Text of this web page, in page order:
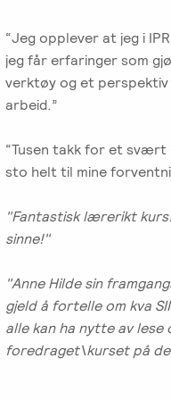
“Jeg opplever at jeg i
jeg får erfaringer som
verktøy og et
arbeid.”
“Tusen takk for et
sto helt til mine
"Fantastisk lærerikt
sinne!"
"Anne Hilde sin
gjeld å fortelle om kva
alle kan ha nytte av
foredraget\kurset på